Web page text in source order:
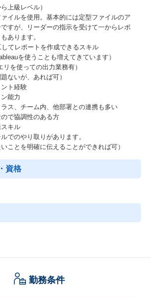
上級レベル）
イルを使用。基本的には定型ファイルのア
すが、リーダーの指示を受けて一からレポ
あります。
してレポートを作成できるスキル
を使うことも増えてきています）
リを使っての出力業務有）
ないが、あれば可）
ント経験
能力
ス、チーム内、他部署との連携も多い
で協調性のある方
スキル
でのやり取りがあります。
ことを明確に伝えることができれば可）
資格
勤務条件